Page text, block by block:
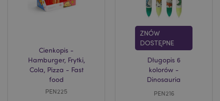
Cienkopis -
Hamburger, Frytki,
Cola, Pizza - Fast
food
PEN225
ZNÓW
DOSTĘPNE
Długopis 6
kolorów -
Dinosauria
PEN216